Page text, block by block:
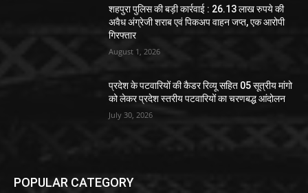
शहपुरा पुलिस की बड़ी कार्रवाई : 26.13 लाख रुपये की
अवैध अंग्रेजी शराब एवं पिकअप वाहन जप्त, एक आरोपी
गिरफ्तार
August 1, 2026
प्रदेश के पटवारियों की कैडर रिव्यू सहित 05 सूत्रीय मांगो
को लेकर प्रदेश स्तरीय पटवारियों का चरणबद्ध आंदोलन
July 30, 2026
POPULAR CATEGORY